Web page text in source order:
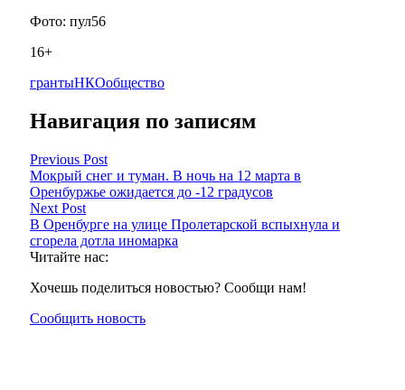
Фото: пул56
16+
грантыНКОобщество
Навигация по записям
Previous Post
Мокрый снег и туман. В ночь на 12 марта в
Оренбуржье ожидается до -12 градусов
Next Post
В Оренбурге на улице Пролетарской вспыхнула и
сгорела дотла иномарка
Читайте нас:
Хочешь поделиться новостью? Сообщи нам!
Сообщить новость